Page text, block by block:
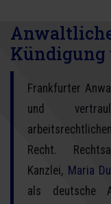
Frankfurter
und
Recht.
Kanzlei, Maria
als deutsche